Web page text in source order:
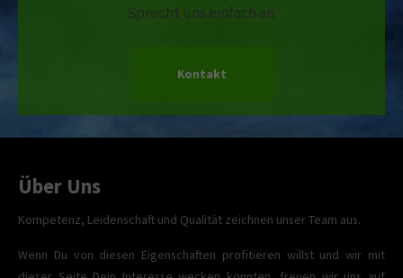
Sprecht uns einfach an.
Kontakt
Über Uns
Kompetenz, Leidenschaft und Qualität zeichnen unser Team aus.
Wenn Du von diesen Eigenschaften profitieren willst und wir mit